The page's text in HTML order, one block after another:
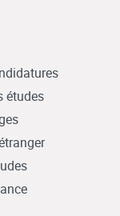
études